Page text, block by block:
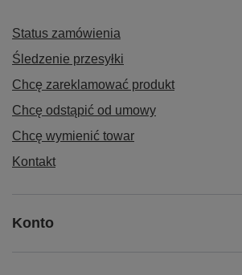
Status zamówienia
Śledzenie przesyłki
Chcę zareklamować produkt
Chcę odstąpić od umowy
Chcę wymienić towar
Kontakt
Konto